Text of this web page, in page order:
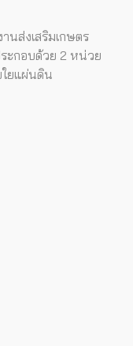
นส่งเสริมเกษตร
ะกอบด้วย 2 หน่วย
ยแผ่นดิน